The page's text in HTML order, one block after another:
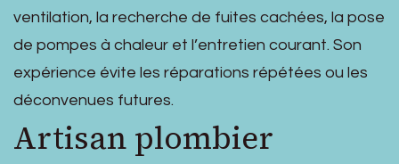
ventilation, la recherche de fuites cachées, la pose
de pompes à chaleur et l’entretien courant. Son
expérience évite les réparations répétées ou les
déconvenues futures.
Artisan plombier